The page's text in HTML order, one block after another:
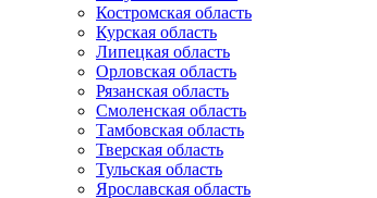
Костромская область
Курская область
Липецкая область
Орловская область
Рязанская область
Смоленская область
Тамбовская область
Тверская область
Тульская область
Ярославская область